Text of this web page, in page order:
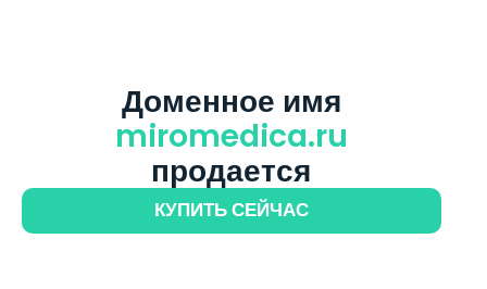
Доменное имя
miromedica.ru
продается
КУПИТЬ СЕЙЧАС